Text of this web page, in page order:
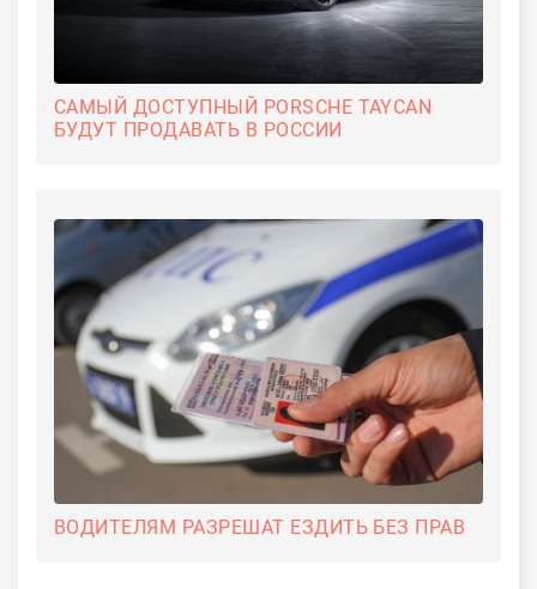
САМЫЙ ДОСТУПНЫЙ PORSCHE TAYCAN
БУДУТ ПРОДАВАТЬ В РОССИИ
ВОДИТЕЛЯМ РАЗРЕШАТ ЕЗДИТЬ БЕЗ ПРАВ